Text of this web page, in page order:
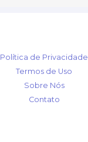
Política de Privacidade
Termos de Uso
Sobre Nós
Contato